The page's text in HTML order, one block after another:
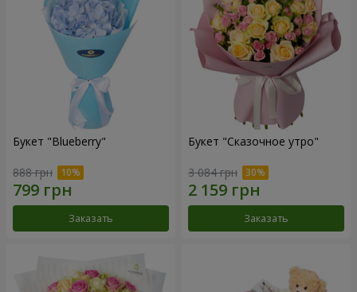
Букет "Blueberry"
888 грн
Заказать
Букет "Сказочное утро"
3 084 грн
Заказать